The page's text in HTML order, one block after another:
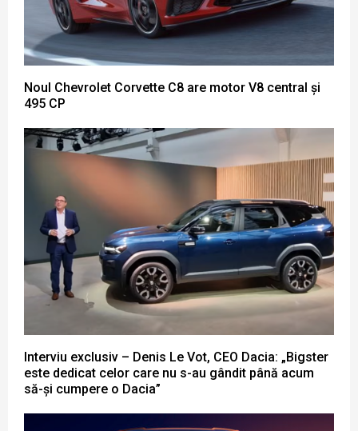
Noul Chevrolet Corvette C8 are motor V8 central și
495 CP
Interviu exclusiv – Denis Le Vot, CEO Dacia: „Bigster
este dedicat celor care nu s-au gândit până acum
să-și cumpere o Dacia”